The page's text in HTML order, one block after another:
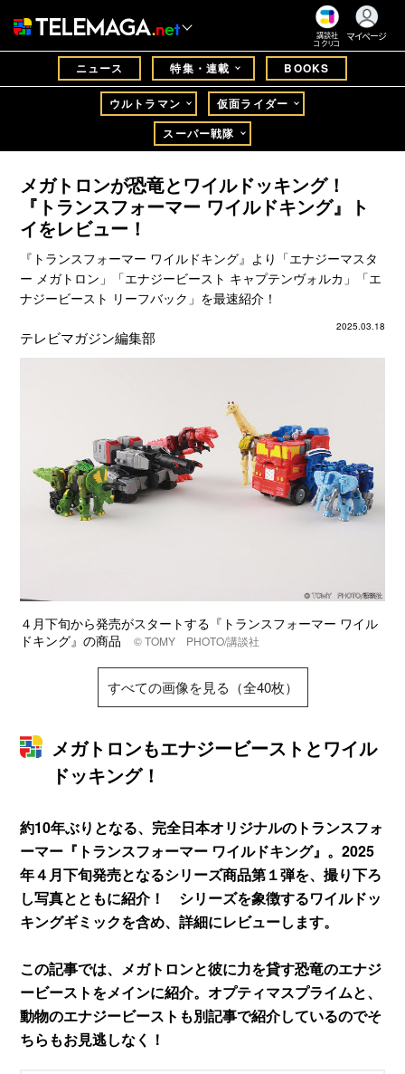
講談社
コクリコ
マイページ
ニュース 特集・連載 BOOKS
ウルトラマン
仮面ライダー
スーパー戦隊
メガトロンが恐竜とワイルドッキング！
『トランスフォーマー ワイルドキング』ト
イをレビュー！
『トランスフォーマー ワイルドキング』より「エナジーマスタ
ー メガトロン」「エナジービースト キャプテンヴォルカ」「エ
ナジービースト リーフバック」を最速紹介！
2025.03.18
テレビマガジン編集部
４月下旬から発売がスタートする『トランスフォーマー ワイル
ドキング』の商品© TOMY PHOTO/講談社
すべての画像を見る（全40枚）
メガトロンもエナジービーストとワイル
ドッキング！
約10年ぶりとなる、完全日本オリジナルのトランスフォ
ーマー『トランスフォーマー ワイルドキング』。2025
年４月下旬発売となるシリーズ商品第１弾を、撮り下ろ
し写真とともに紹介！ シリーズを象徴するワイルドッ
キングギミックを含め、詳細にレビューします。
この記事では、メガトロンと彼に力を貸す恐竜のエナジ
ービーストをメインに紹介。オプティマスプライムと、
動物のエナジービーストも別記事で紹介しているのでそ
ちらもお見逃しなく！